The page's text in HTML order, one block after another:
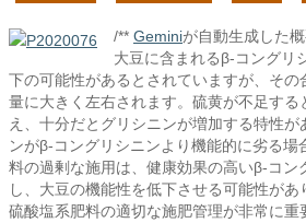
/** Geminiが自動生成した
大豆に含まれるβ-コングリ
下の可能性があるとされていますが、そ
量に大きく左右されます。硫黄が不足す
え、十分だとグリシニンが増加する特性が
ンがβ-コングリシニンより機能的に劣る場
料の過剰な施用は、健康効果の高いβ-コン
し、大豆の機能性を低下させる可能性があ
硫酸塩系肥料の適切な施肥管理が非常に重